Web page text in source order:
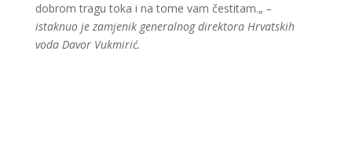
dobrom tragu toka i na tome vam čestitam.„ –
istaknuo je zamjenik generalnog direktora Hrvatskih
voda Davor Vukmirić.